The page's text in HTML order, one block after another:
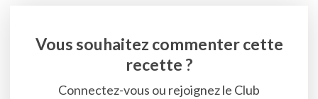
Vous souhaitez commenter cette
recette ?
Connectez-vous ou rejoignez le Club